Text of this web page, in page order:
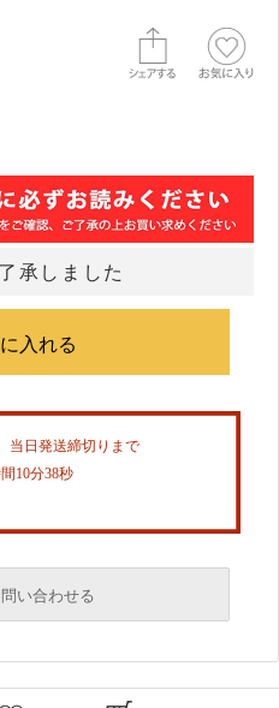
承しました
当日発送締切りまで
10分38秒
い合わせる